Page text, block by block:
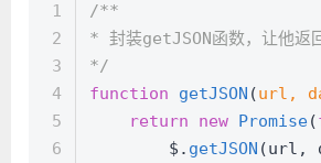
1
2
3
4
5
6
/**
* 封装getJSON函数，让他返
*/
function
getJSON (url,
return
new Promise(
        $.
getJSON (url,